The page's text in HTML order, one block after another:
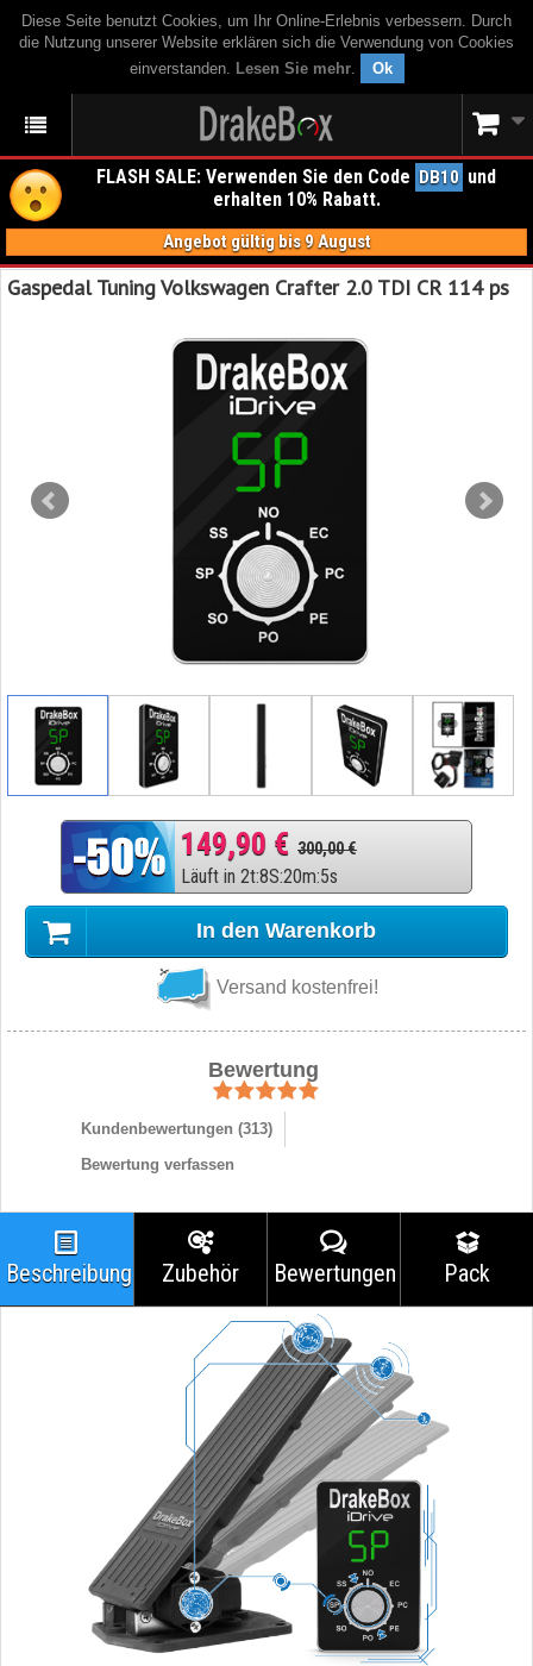
Diese Seite benutzt Cookies, um Ihr Online-Erlebnis verbessern. Durch
die Nutzung unserer Website erklären sich die Verwendung von Cookies
einverstanden. Lesen Sie mehr. Ok
FLASH SALE: Verwenden Sie den Code DB10 und
erhalten 10% Rabatt.
Angebot gültig bis 9 August
Gaspedal Tuning Volkswagen Crafter 2.0 TDI CR 114 ps
149,90 € 300,00 €
Läuft in 2t:8S:20m:4s
In den Warenkorb
Versand kostenfrei!
Bewertung
Kundenbewertungen (313)
Bewertung verfassen
Beschreibung Zubehör Bewertungen Pack